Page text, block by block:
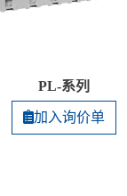
PL-系列
加入询价单